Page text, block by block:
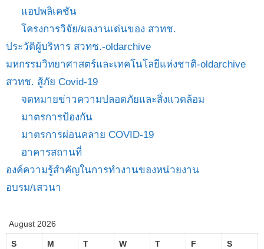
แอปพลิเคชัน
โครงการวิจัย/ผลงานเด่นของ สวทช.
ประวัติผู้บริหาร สวทช.-oldarchive
มหกรรมวิทยาศาสตร์และเทคโนโลยีแห่งชาติ-oldarchive
สวทช. สู้ภัย Covid-19
จดหมายข่าวความปลอดภัยและสิ่งแวดล้อม
มาตรการป้องกัน
มาตรการผ่อนคลาย COVID-19
อาคารสถานที่
องค์ความรู้สำคัญในการทำงานของหน่วยงาน
อบรม/เสวนา
August 2026
S M T W T F S